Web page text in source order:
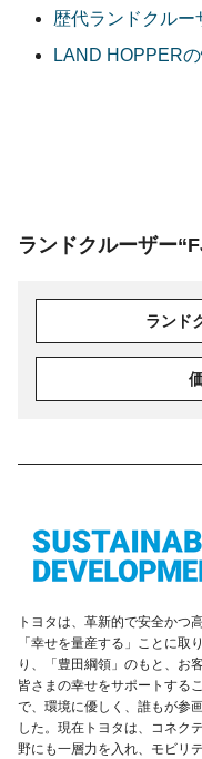
歴代ランドクルー
LAND HOPPER
ランドクルーザー
ランド
トヨタは、革新的で安全かつ
「幸せを量産する」ことに取
り、「豊田綱領」のもと、お
皆さまの幸せをサポートする
で、環境に優しく、誰もが参
した。現在トヨタは、コネク
野にも一層力を入れ、モビリ